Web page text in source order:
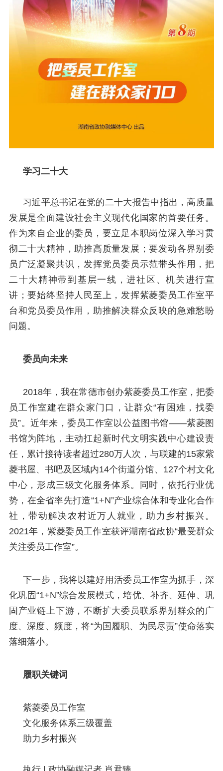
学习二十大
习近平总书记在党的二十大报告中指出，高质量
发展是全面建设社会主义现代化国家的首要任务。
作为来自企业的委员，要立足本职岗位深入学习贯
彻二十大精神，助推高质量发展；要发动各界别委
员广泛凝聚共识，发挥党员委员示范带头作用，把
二十大精神带到基层一线，进社区、机关进行宣
讲；要始终坚持人民至上，发挥紫菱委员工作室平
台和党员委员作用，助推解决群众反映的急难愁盼
问题。
委员向未来
2018年，我在常德市创办紫菱委员工作室，把委
员工作室建在群众家门口，让群众“有困难，找委
员”。近年来，委员工作室以公益图书馆——紫菱图
书馆为阵地，主动扛起新时代文明实践中心建设责
任，累计接待读者超过280万人次，与联建的15家紫
菱书屋、书吧及区域内14个街道分馆、127个村文化
中心，形成三级文化服务体系。同时，依托行业优
势，在全省率先打造“1+N”产业综合体和专业化合作
社，带动解决农村近万人就业，助力乡村振兴。
2021年，紫菱委员工作室获评湖南省政协“最受群众
关注委员工作室”。
下一步，我将以建好用活委员工作室为抓手，深
化巩固“1+N”综合发展模式，培优、补齐、延伸、巩
固产业链上下游，不断扩大委员联系界别群众的广
度、深度、频度，将“为国履职、为民尽责”使命落实
落细落小。
履职关键词
紫菱委员工作室
文化服务体系三级覆盖
助力乡村振兴